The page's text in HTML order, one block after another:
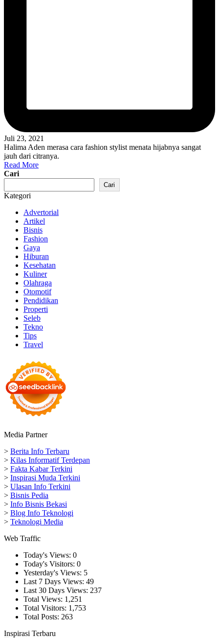
Juli 23, 2021
Halima Aden merasa cara fashion stylist menata hijabnya sangat
jauh dari citranya.
Read More
Cari
Cari
Kategori
Advertorial
Artikel
Bisnis
Fashion
Gaya
Hiburan
Kesehatan
Kuliner
Olahraga
Otomotif
Pendidikan
Properti
Seleb
Tekno
Tips
Travel
Media Partner
> Berita Info Terbaru
> Kilas Informatif Terdepan
> Fakta Kabar Terkini
> Inspirasi Muda Terkini
> Ulasan Info Terkini
> Bisnis Pedia
> Info Bisnis Bekasi
> Blog Info Teknologi
> Teknologi Media
Web Traffic
Today's Views: 0
Today's Visitors: 0
Yesterday's Views: 5
Last 7 Days Views: 49
Last 30 Days Views: 237
Total Views: 1,251
Total Visitors: 1,753
Total Posts: 263
Inspirasi Terbaru